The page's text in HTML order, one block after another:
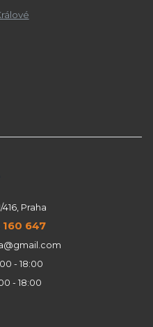
416, Praha
647
- 18:00
- 18:00